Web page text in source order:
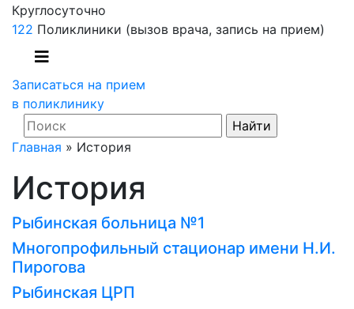
Круглосуточно
122 Поликлиники (вызов врача, запись на прием)
Записаться на прием
в поликлинику
Главная » История
История
Рыбинская больница №1
Многопрофильный стационар имени Н.И.
Пирогова
Рыбинская ЦРП